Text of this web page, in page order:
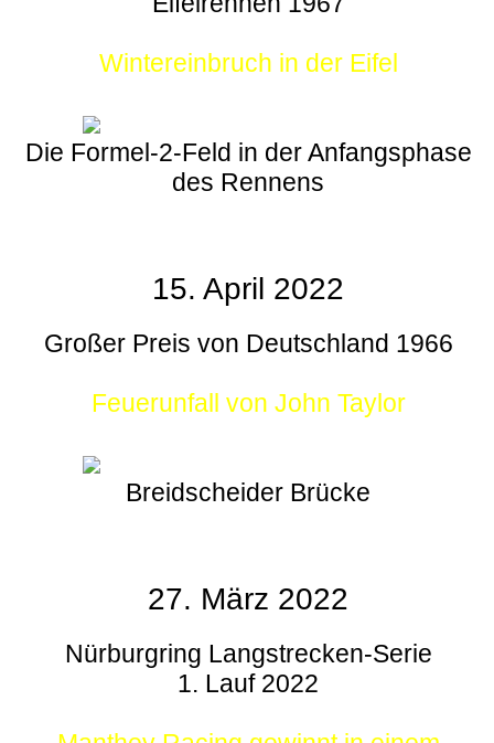
Wintereinbruch in der Eifel
Die Formel-2-Feld in der Anfangsphase
des Rennens
15. April 2022
Großer Preis von Deutschland 1966
Feuerunfall von John Taylor
Breidscheider Brücke
27. März 2022
Nürburgring Langstrecken-Serie
1. Lauf 2022